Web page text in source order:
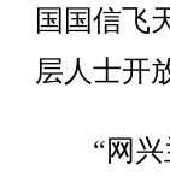
国国信飞
层人士开
“网兴兰